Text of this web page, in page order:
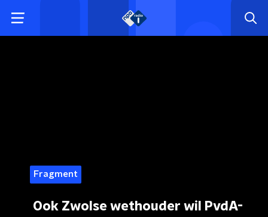
Fragment
Ook Zwolse wethouder wil PvdA-